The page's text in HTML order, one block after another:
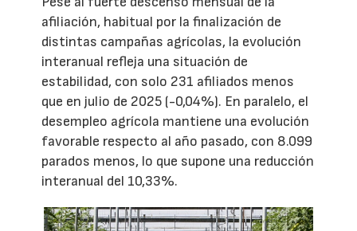
afiliación, habitual por la finalización de
distintas campañas agrícolas, la evolución
interanual refleja una situación de
estabilidad, con solo 231 afiliados menos
que en julio de 2025 (-0,04%). En paralelo, el
desempleo agrícola mantiene una evolución
favorable respecto al año pasado, con 8.099
parados menos, lo que supone una reducción
interanual del 10,33%.